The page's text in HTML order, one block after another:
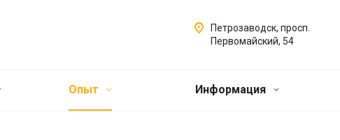
Петрозаводск, просп.
Первомайский, 54
Опыт Информация